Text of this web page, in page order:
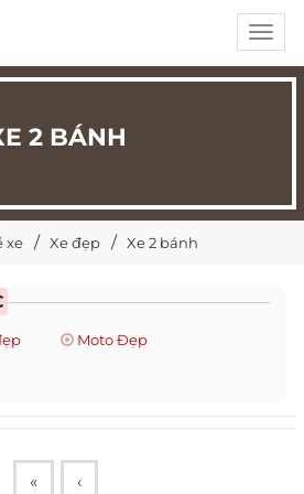
2 BÁNH
xe Xe đẹp Xe 2 bánh
Moto Đẹp
« ‹